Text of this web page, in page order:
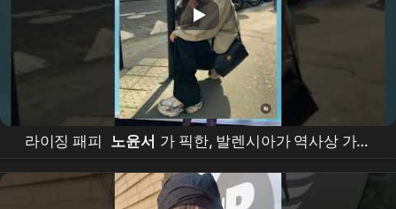
라이징 패피 노윤서 가 픽한, 발렌시아가 역사상 가장
거대한 카고 스니커즈 운동화! 신상바로 득템 해가세요
#운동화 #신발 #운동화 추천 #운동 화사 이즈 #신발
추천 #shoes